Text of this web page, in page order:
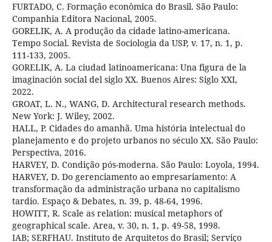
FURTADO, C. Formação econômica do Brasil. São Paulo:
Companhia Editora Nacional, 2005.
GORELIK, A. A produção da cidade latino-americana.
Tempo Social. Revista de Sociologia da USP, v. 17, n. 1, p.
111-133, 2005.
GORELIK, A. La ciudad latinoamericana: Una figura de la
imaginación social del siglo XX. Buenos Aires: Siglo XXI,
2022.
GROAT, L. N., WANG, D. Architectural research methods.
New York: J. Wiley, 2002.
HALL, P. Cidades do amanhã. Uma história intelectual do
planejamento e do projeto urbanos no século XX. São Paulo:
Perspectiva, 2016.
HARVEY, D. Condição pós-moderna. São Paulo: Loyola, 1994.
HARVEY, D. Do gerenciamento ao empresariamento: A
transformação da administração urbana no capitalismo
tardio. Espaço & Debates, n. 39, p. 48-64, 1996.
HOWITT, R. Scale as relation: musical metaphors of
geographical scale. Area, v. 30, n. 1, p. 49-58, 1998.
IAB; SERFHAU. Instituto de Arquitetos do Brasil; Serviço